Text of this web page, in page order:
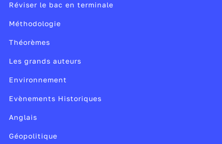
Réviser le bac en terminale
Méthodologie
Théorèmes
Les grands auteurs
Environnement
Evènements Historiques
Anglais
Géopolitique